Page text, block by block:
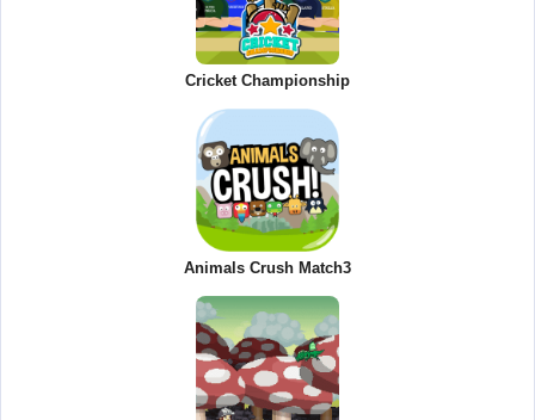
Cricket Championship
Animals Crush Match3